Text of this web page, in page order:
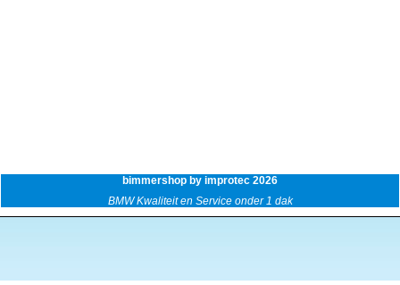
bimmershop by improtec 2026
BMW Kwaliteit en Service onder 1 dak